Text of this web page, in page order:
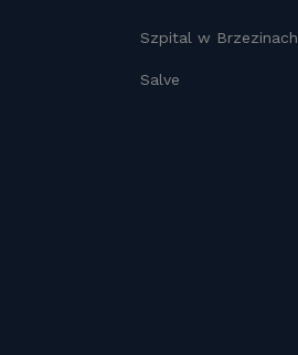
Szpital w Brzezinach
Salve